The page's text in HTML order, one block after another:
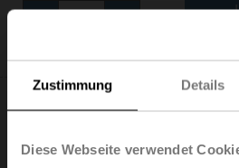
Zustimmung Details
Diese Webseite verwendet